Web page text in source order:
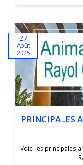
27
Août
2025
PRINCIPALES
Voici les principales